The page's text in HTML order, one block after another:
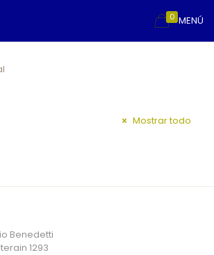
MENÚ
0
Mostrar todo
Benedetti
1293